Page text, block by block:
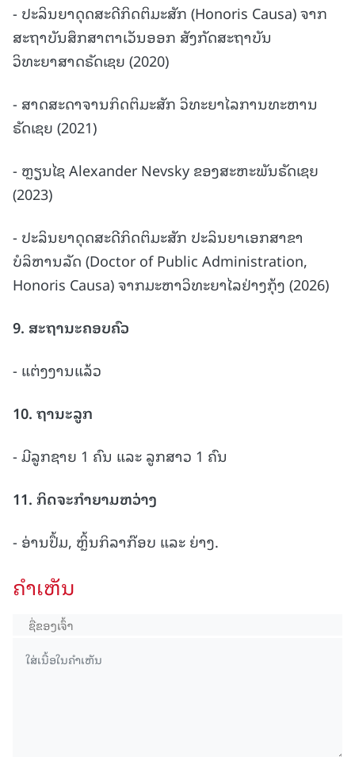
- ປະລິນຍາດຸດສະດີກິດຕິມະສັກ (Honoris Causa) ຈາກ
ສະຖາບັນສຶກສາຕາເວັນອອກ ສັງກັດສະຖາບັນ
ວິທະຍາສາດຣັດເຊຍ (2020)
- ສາດສະດາຈານກິດຕິມະສັກ ວິທະຍາໄລການທະຫານ
ຣັດເຊຍ (2021)
- ຫຼຽນໄຊ Alexander Nevsky ຂອງສະຫະພັນຣັດເຊຍ
(2023)
- ປະລິນຍາດຸດສະດີກິດຕິມະສັກ ປະລິນຍາເອກສາຂາ
ບໍລິຫານລັດ (Doctor of Public Administration,
Honoris Causa) ຈາກມະຫາວິທະຍາໄລຢ່າງກຸ້ງ (2026)
9. ສະຖານະຄອບຄົວ
- ແຕ່ງງານແລ້ວ
10. ຖານະລູກ
- ມີລູກຊາຍ 1 ຄົນ ແລະ ລູກສາວ 1 ຄົນ
11. ກິດຈະກຳຍາມຫວ່າງ
- ອ່ານປຶ້ມ, ຫຼິ້ນກິລາກ໊ອບ ແລະ ຍ່າງ.
ຄໍາເຫັນ